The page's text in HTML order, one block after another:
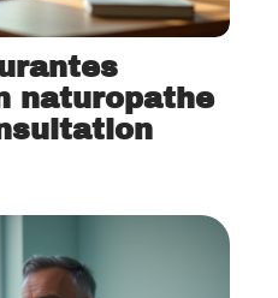
naturopathe